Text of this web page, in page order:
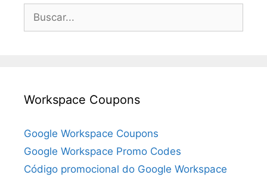
Workspace Coupons
Google Workspace Coupons
Google Workspace Promo Codes
Código promocional do Google Workspace